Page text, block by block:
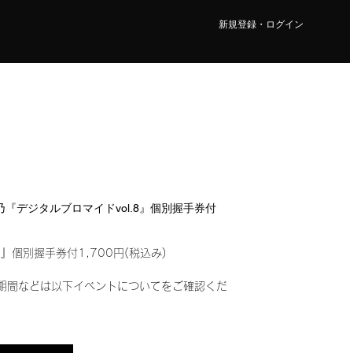
新規登録・ログイン
『デジタルブロマイドvol.8』個別握手券付
』個別握手券付1,700円(税込み)
間などは以下イベントについてをご確認くだ